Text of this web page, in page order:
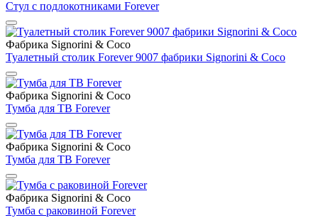
Стул с подлокотниками Forever
Фабрика Signorini & Coco
Туалетный столик Forever 9007 фабрики Signorini & Coco
Фабрика Signorini & Coco
Тумба для ТВ Forever
Фабрика Signorini & Coco
Тумба для ТВ Forever
Фабрика Signorini & Coco
Тумба с раковиной Forever